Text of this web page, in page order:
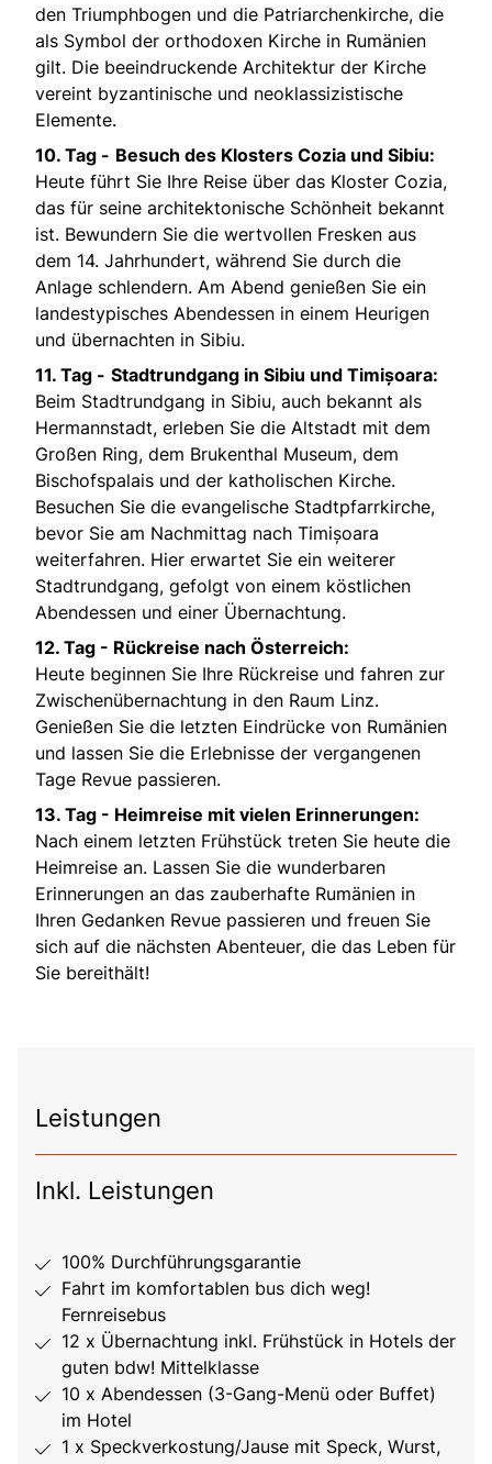
den Triumphbogen und die Patriarchenkirche, die
als Symbol der orthodoxen Kirche in Rumänien
gilt. Die beeindruckende Architektur der Kirche
vereint byzantinische und neoklassizistische
Elemente.
10. Tag - Besuch des Klosters Cozia und Sibiu:
Heute führt Sie Ihre Reise über das Kloster Cozia,
das für seine architektonische Schönheit bekannt
ist. Bewundern Sie die wertvollen Fresken aus
dem 14. Jahrhundert, während Sie durch die
Anlage schlendern. Am Abend genießen Sie ein
landestypisches Abendessen in einem Heurigen
und übernachten in Sibiu.
11. Tag - Stadtrundgang in Sibiu und Timișoara:
Beim Stadtrundgang in Sibiu, auch bekannt als
Hermannstadt, erleben Sie die Altstadt mit dem
Großen Ring, dem Brukenthal Museum, dem
Bischofspalais und der katholischen Kirche.
Besuchen Sie die evangelische Stadtpfarrkirche,
bevor Sie am Nachmittag nach Timișoara
weiterfahren. Hier erwartet Sie ein weiterer
Stadtrundgang, gefolgt von einem köstlichen
Abendessen und einer Übernachtung.
12. Tag - Rückreise nach Österreich:
Heute beginnen Sie Ihre Rückreise und fahren zur
Zwischenübernachtung in den Raum Linz.
Genießen Sie die letzten Eindrücke von Rumänien
und lassen Sie die Erlebnisse der vergangenen
Tage Revue passieren.
13. Tag - Heimreise mit vielen Erinnerungen:
Nach einem letzten Frühstück treten Sie heute die
Heimreise an. Lassen Sie die wunderbaren
Erinnerungen an das zauberhafte Rumänien in
Ihren Gedanken Revue passieren und freuen Sie
sich auf die nächsten Abenteuer, die das Leben für
Sie bereithält!
Leistungen
Inkl. Leistungen
100% Durchführungsgarantie
Fahrt im komfortablen bus dich weg!
Fernreisebus
12 x Übernachtung inkl. Frühstück in Hotels der
guten bdw! Mittelklasse
10 x Abendessen (3-Gang-Menü oder Buffet)
im Hotel
1 x Speckverkostung/Jause mit Speck, Wurst,